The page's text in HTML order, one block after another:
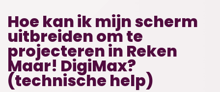
Hoe kan ik mijn scherm
uitbreiden om te
projecteren in Reken
Maar! DigiMax?
(technische help)